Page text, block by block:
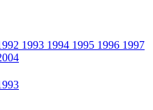
1993 1994 1995 1996 1997